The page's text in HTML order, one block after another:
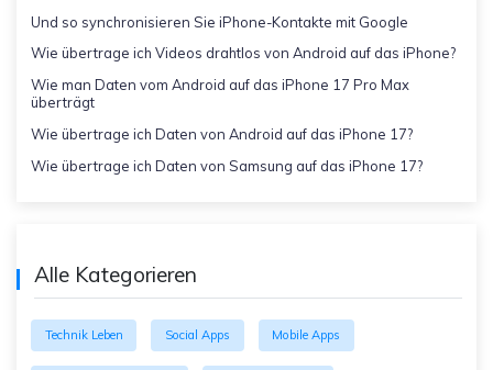
Und so synchronisieren Sie iPhone-Kontakte mit Google
Wie übertrage ich Videos drahtlos von Android auf das iPhone?
Wie man Daten vom Android auf das iPhone 17 Pro Max
überträgt
Wie übertrage ich Daten von Android auf das iPhone 17?
Wie übertrage ich Daten von Samsung auf das iPhone 17?
Alle Kategorieren
Technik Leben Social Apps Mobile Apps